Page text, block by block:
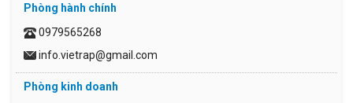
Phòng hành chính
0979565268
info.vietrap@gmail.com
Phòng kinh doanh